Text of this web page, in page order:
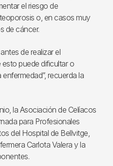
el riesgo de
o, en casos muy
de cáncer.
de realizar el
puede dificultar o
recuerda la
la Asociación de Celíacos
para Profesionales
del Hospital de Bellvitge,
Carlota Valera y la